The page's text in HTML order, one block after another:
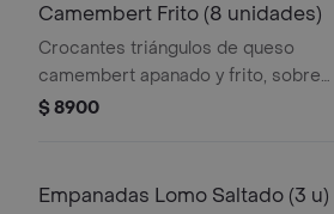
Camembert Frito (8 unidades)
Crocantes triángulos de queso
camembert apanado y frito, sobre
salsa agridulce de frambuesa y
$ 8900
Empanadas Lomo Saltado (3 u)